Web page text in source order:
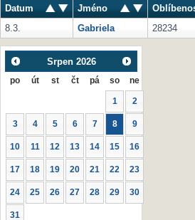
Datum Jméno
8.3.
Gabriela 28234
Srpen 2026
po út st čt pá so ne
1 2
3 4 5 6 7 8 9
10 11 12 13 14 15 16
17 18 19 20 21 22 23
24 25 26 27 28 29 30
31